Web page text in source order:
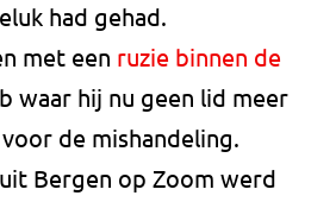
had gehad.
met een ruzie binnen de
waar hij nu geen lid meer
voor de mishandeling.
uit Bergen op Zoom werd